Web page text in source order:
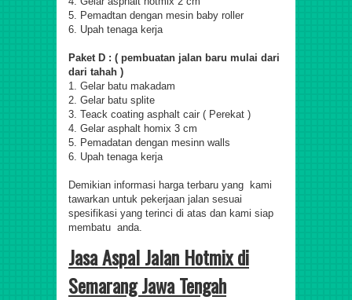
5. Pemadtan dengan mesin baby roller
6. Upah tenaga kerja
Paket D : ( pembuatan jalan baru mulai dari
dari tahah )
1. Gelar batu makadam
2. Gelar batu splite
3. Teack coating asphalt cair ( Perekat )
4. Gelar asphalt homix 3 cm
5. Pemadatan dengan mesinn walls
6. Upah tenaga kerja
Demikian informasi harga terbaru yang kami
tawarkan untuk pekerjaan jalan sesuai
spesifikasi yang terinci di atas dan kami siap
membatu anda.
Jasa Aspal Jalan Hotmix di
Semarang Jawa Tengah